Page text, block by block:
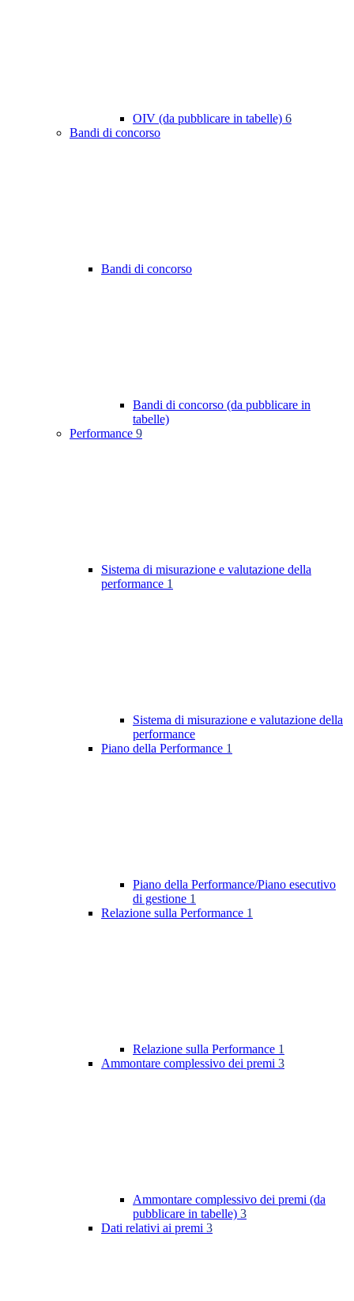
OIV (da pubblicare in tabelle) 6
Bandi di concorso
Bandi di concorso
Bandi di concorso (da pubblicare in
tabelle)
Performance 9
Sistema di misurazione e valutazione della
performance 1
Sistema di misurazione e valutazione della
performance
Piano della Performance 1
Piano della Performance/Piano esecutivo
di gestione 1
Relazione sulla Performance 1
Relazione sulla Performance 1
Ammontare complessivo dei premi 3
Ammontare complessivo dei premi (da
pubblicare in tabelle) 3
Dati relativi ai premi 3